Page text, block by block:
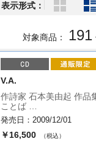
表示形式：
対象商品： 191
V.A.
作詩家 石本美由起 作品
ことば …
発売日：2009/12/01
￥16,500 （税込）